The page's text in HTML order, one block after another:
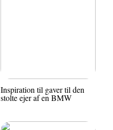
Inspiration til gaver til den
stolte ejer af en BMW